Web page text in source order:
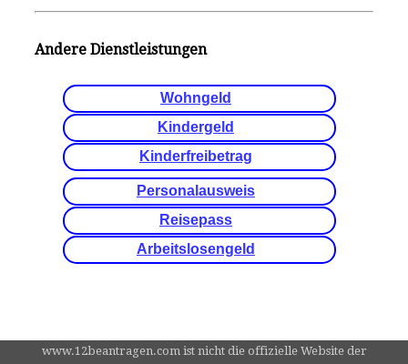
Andere Dienstleistungen
Wohngeld
Kindergeld
Kinderfreibetrag
Personalausweis
Reisepass
Arbeitslosengeld
www.12beantragen.com ist nicht die offizielle Website der